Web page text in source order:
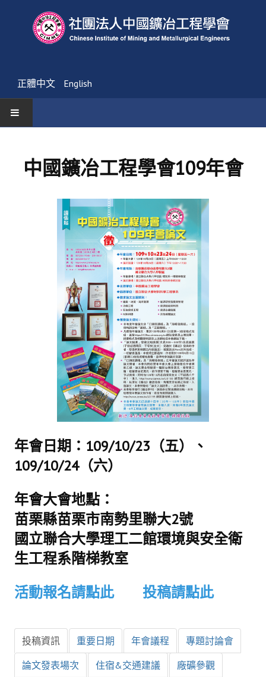
正體中文 English
最新消息
理事長的話
學會會歌
學會會址沿革
學會組織與架構
現任學會職員錄
重要章則
論文評選辦法
學生獎勵金申請辦法
盧善棟獎學金評選辦法
鑛冶期刊徵稿
鑛冶論文獎初選作業細則
獎章委員會簡則
傑出服務貢獻獎設置辦法
中國鑛冶工程學會109年會
年會日期：109/10/23（五）、
109/10/24（六）
年會大會地點：
苗栗縣苗栗市南勢里聯大2號
國立聯合大學理工二館環境與安全衛
生工程系階梯教室
活動報名請點此
投稿請點此
投稿資訊 重要日期 年會議程 專題討論會
論文發表場次 住宿&交通建議 廠礦參觀